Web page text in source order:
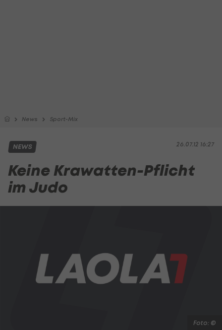
News Sport-Mix
26.07.12 16:27
NEWS
Keine Krawatten-Pflicht
im Judo
Foto: ©